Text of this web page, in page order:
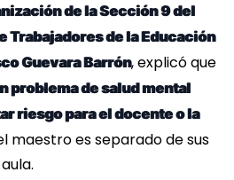
de la Sección 9 del
Trabajadores de la Educación
Guevara Barrón, explicó que
problema de salud mental
riesgo para el docente o la
maestro es separado de sus